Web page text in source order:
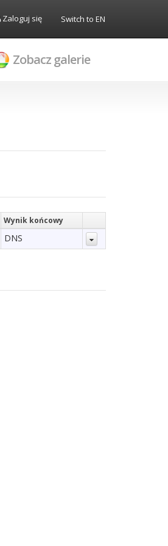
Zaloguj się Switch to EN
Zobacz galerie
Wynik końcowy
DNS